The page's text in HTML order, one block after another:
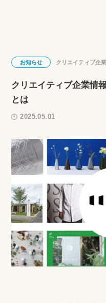
お知らせ クリエイティブ企
クリエイティブ企業情
とは
2025.05.01